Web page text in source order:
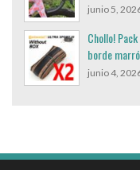
junio 5,
Chollo!
borde
junio 4,